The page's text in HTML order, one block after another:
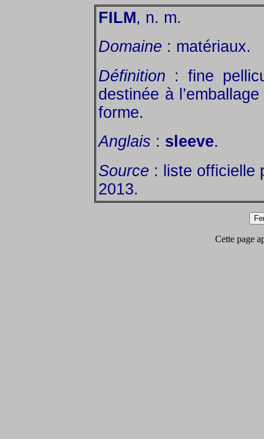
FILM, n. m.
Domaine : matériaux.
Définition : fine
destinée à
forme.
Anglais : sleeve.
Source : liste officielle
2013.
Cette page